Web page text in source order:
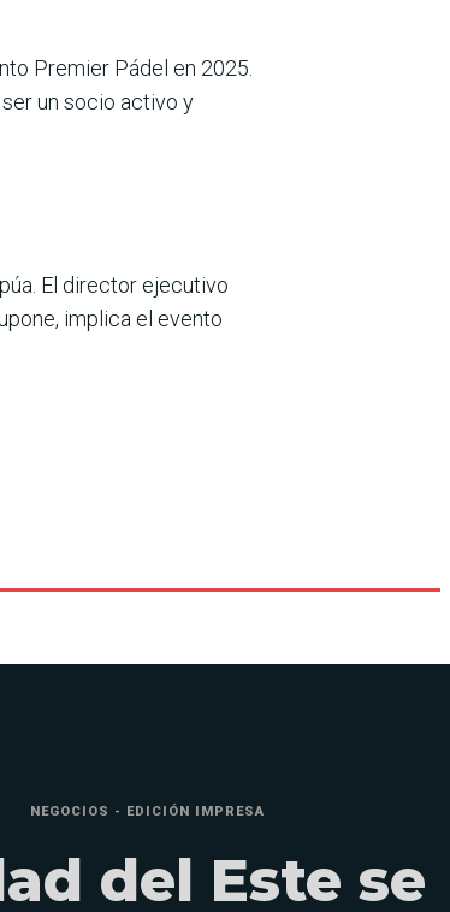
Pre­mier Pádel en 2025.
un socio activo y
El director ejecutivo
implica el evento
NEGOCIOS - EDICIÓN IMPRESA
del Este se